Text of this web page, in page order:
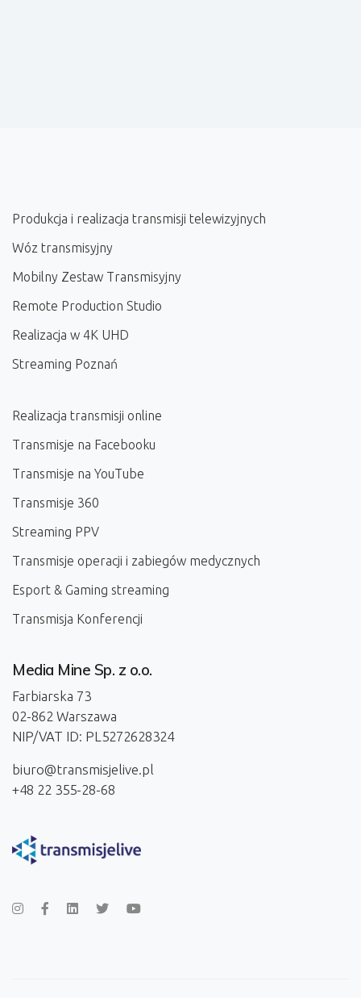
Produkcja i realizacja transmisji telewizyjnych
Wóz transmisyjny
Mobilny Zestaw Transmisyjny
Remote Production Studio
Realizacja w 4K UHD
Streaming Poznań
Realizacja transmisji online
Transmisje na Facebooku
Transmisje na YouTube
Transmisje 360
Streaming PPV
Transmisje operacji i zabiegów medycznych
Esport & Gaming streaming
Transmisja Konferencji
Media Mine Sp. z o.o.
Farbiarska 73
02-862 Warszawa
NIP/VAT ID: PL5272628324
biuro@transmisjelive.pl
+48 22 355-28-68